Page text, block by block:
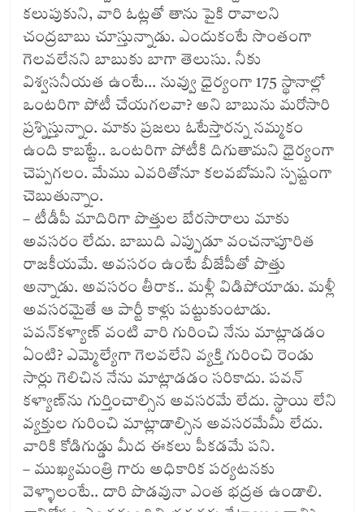
కలుపుకుని, వారి ఓట్లతో తాను పైకి రావాలని
చంద్రబాబు చూస్తున్నాడు. ఎందుకంటే సొంతంగా
గెలవలేనని బాబుకు బాగా తెలుసు. నీకు
విశ్వసనీయత ఉంటే… నువ్వు ధైర్యంగా 175 స్థానాల్లో
ఒంటరిగా పోటీ చేయగలవా? అని బాబును మరోసారి
ప్రశ్నిస్తున్నాం. మాకు ప్రజలు ఓటేస్తారన్న నమ్మకం
ఉంది కాబట్టే.. ఒంటరిగా పోటీకి దిగుతామని ధైర్యంగా
చెప్పగలం. మేము ఎవరితోనూ కలవబోమని స్పష్టంగా
చెబుతున్నాం.
– టీడీపీ మాదిరిగా పొత్తుల బేరసారాలు మాకు
అవసరం లేదు. బాబుది ఎప్పుడూ వంచనాపూరిత
రాజకీయమే. అవసరం ఉంటే బీజేపీతో పొత్తు
అన్నాడు. అవసరం తీరాక.. మళ్లీ విడిపోయాడు. మళ్లీ
అవసరమైతే ఆ పార్టీ కాళ్లు పట్టుకుంటాడు.
పవన్‌కళ్యాణ్‌ వంటి వారి గురించి నేను మాట్లాడడం
ఏంటి? ఎమ్మెల్యేగా గెలవలేని వ్యక్తి గురించి రెండు
సార్లు గెలిచిన నేను మాట్లాడడం సరికాదు. పవన్‌
కళ్యాణ్‌ను గుర్తించాల్సిన అవసరమే లేదు. స్థాయి లేని
వ్యక్తుల గురించి మాట్లాడాల్సిన అవసరమేమీ లేదు.
వారికి కోడిగుడ్డు మీద ఈకలు పీకడమే పని.
– ముఖ్యమంత్రి గారు అధికారిక పర్యటనకు
వెళ్ళాలంటే.. దారి పొడవునా ఎంత భద్రత ఉండాలి.